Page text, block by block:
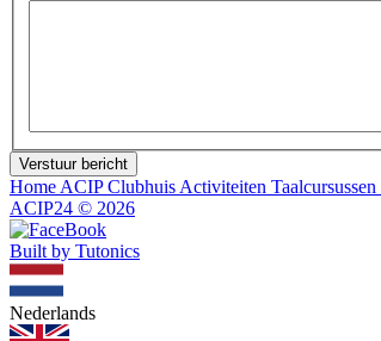
Verstuur bericht
Home ACIP Clubhuis Activiteiten Taalcursussen
ACIP24 © 2026
Built by Tutonics
Nederlands